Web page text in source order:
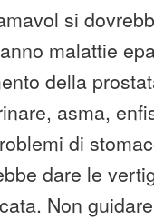
si
malattie
della
asma,
di
dare le
Non